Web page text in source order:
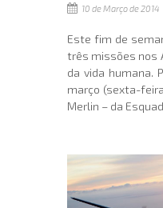
10 de Março de 2014
Este fim de
três missões nos
da vida humana.
março (sexta-
Merlin – da